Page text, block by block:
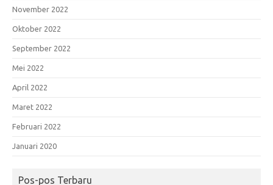
November 2022
Oktober 2022
September 2022
Mei 2022
April 2022
Maret 2022
Februari 2022
Januari 2020
Pos-pos Terbaru